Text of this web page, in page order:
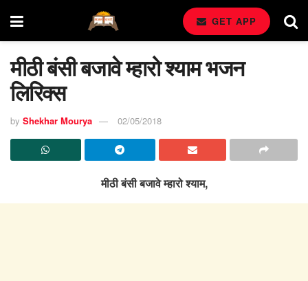
GET APP
मीठी बंसी बजावे म्हारो श्याम भजन
लिरिक्स
by Shekhar Mourya 02/05/2018
मीठी बंसी बजावे म्हारो श्याम,